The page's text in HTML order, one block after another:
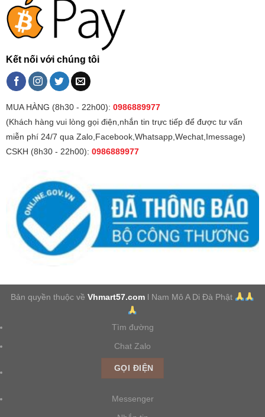
Kết nối với chúng tôi
MUA HÀNG (8h30 - 22h00): 0986889977
(Khách hàng vui lòng gọi điện,nhắn tin trực tiếp để được tư vấn
miễn phí 24/7 qua Zalo,Facebook,Whatsapp,Wechat,Imessage)
CSKH (8h30 - 22h00): 0986889977
Bản quyền thuộc vềVhmart57.com l Nam Mô A Di Đà Phật
Tìm đường
Chat Zalo
GỌI ĐIỆN
Messenger